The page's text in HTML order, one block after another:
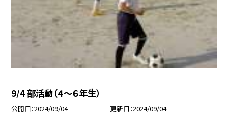
9/4 部活動（４〜６年生）
公開日 2024/09/04 更新日 2024/09/04